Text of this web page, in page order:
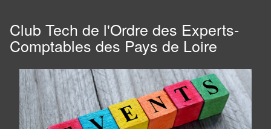
Club Tech de l'Ordre des Experts-
Comptables des Pays de Loire